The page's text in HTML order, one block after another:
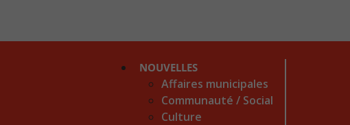
NOUVELLES
Affaires municipales
Communauté / Social
Culture